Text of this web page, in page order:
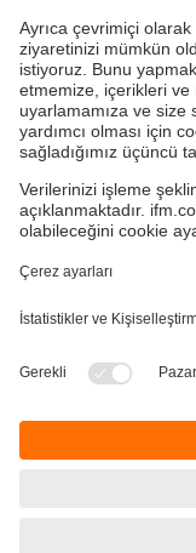
Hızlı, Güvenilir
Hızlı tepki
< 0,25 / < 1 s
Kurallar ve koşullar
Konumlar (EN)
ifm electronic
Esenşehir Mah. İlkyaz
34776 Ümraniye,
Telefon: +90 216 645 00